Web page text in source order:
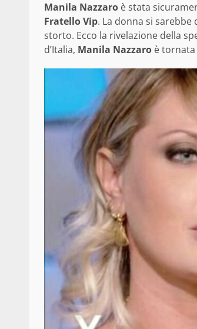
Manila Nazzaro è stata
Fratello Vip. La donna si
storto. Ecco la rivelazione della
d’Italia, Manila Nazzaro è